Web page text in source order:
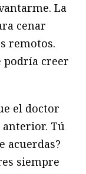
La
cenar
remotos.
podría creer
el doctor
anterior. Tú
acuerdas?
siempre